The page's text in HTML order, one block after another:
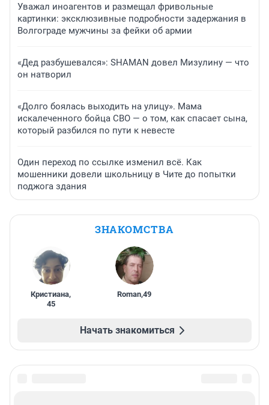
Уважал иноагентов и размещал фривольные
картинки: эксклюзивные подробности задержания в
Волгограде мужчины за фейки об армии
«Дед разбушевался»: SHAMAN довел Мизулину — что
он натворил
«Долго боялась выходить на улицу». Мама
искалеченного бойца СВО — о том, как спасает сына,
который разбился по пути к невесте
Один переход по ссылке изменил всё. Как
мошенники довели школьницу в Чите до попытки
поджога здания
ЗНАКОМСТВА
Кристиана,
45
Roman,49
Начать знакомиться